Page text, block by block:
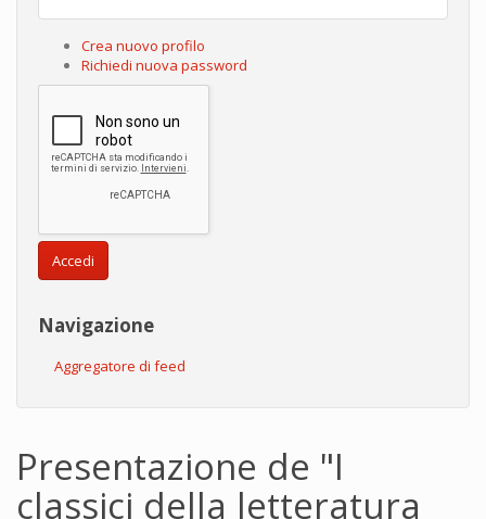
Crea nuovo profilo
Richiedi nuova password
Accedi
Navigazione
Aggregatore di feed
Presentazione de "I
classici della letteratura